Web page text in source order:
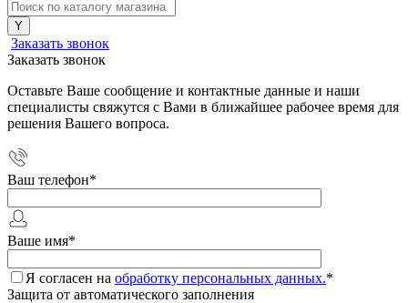
Заказать звонок
Заказать звонок
Оставьте Ваше сообщение и контактные данные и наши
специалисты свяжутся с Вами в ближайшее рабочее время для
решения Вашего вопроса.
Ваш телефон*
Ваше имя*
Я согласен на обработку персональных данных.*
Защита от автоматического заполнения